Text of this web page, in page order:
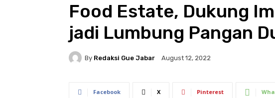
Food Estate, Dukung
jadi Lumbung Pangan
By Redaksi Gue Jabar August 12, 2022
Facebook X Pinterest